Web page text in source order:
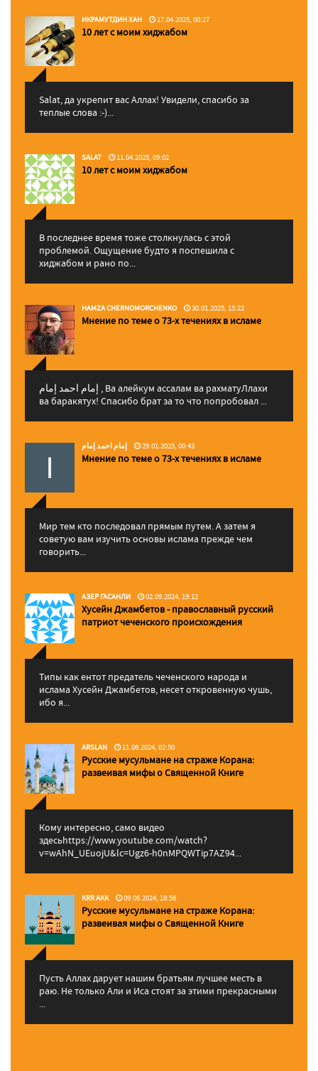
ИКРАМУТДИН ХАН 17.04.2025, 00:27
10 лет с моим хиджабом
Salat, да укрепит вас Аллаx! Увидели, спасибо за
теплые слова :-)...
SALAT 11.04.2025, 09:02
10 лет с моим хиджабом
В последнее время тоже столкнулась с этой
проблемой. Ощущение будто я поспешила с
хиджабом и рано по...
HAMZA CHERNOMORCHENKO 30.01.2025, 15:22
Мнение по теме о 73-х течениях в исламе
إمام احمد إمام , Ва алейкум ассалам ва рахматуЛлахи
ва баракятух! Спасибо брат за то что попробовал ...
إمام احمد إمام 29.01.2025, 00:43
Мнение по теме о 73-х течениях в исламе
Мир тем кто последовал прямым путем. А затем я
советую вам изучить основы ислама прежде чем
говорить...
АЗЕР ГАСАНЛИ 02.09.2024, 19:12
Хусейн Джамбетов - православный русский
патриот чеченского происхождения
Типы как ентот предатель чеченского народа и
ислама Хусейн Джамбетов, несет откровенную чушь,
ибо я...
ARSLAN 11.06.2024, 02:50
Русские мусульмане на страже Корана:
pазвеивая мифы о Священной Книге
Кому интересно, само видео
здесьhttps://www.youtube.com/watch?
v=wAhN_UEuojU&lc=Ugz6-h0nMPQWTip7AZ94...
KRR AKK 09.06.2024, 18:56
Русские мусульмане на страже Корана:
pазвеивая мифы о Священной Книге
Пусть Аллах дарует нашим братьям лучшее месть в
раю. Не только Али и Иса стоят за этими прекрасными
...